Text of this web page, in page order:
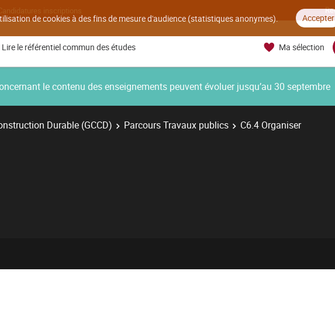
de cookies à des fins de mesure d'audience (statistiques anonymes). Accepter
inscriptions
Lire le référentiel commun des études Ma sélection
le contenu des enseignements peuvent évoluer jusqu’au 30 septembre
Durable (GCCD) Parcours Travaux publics C6.4 Organiser